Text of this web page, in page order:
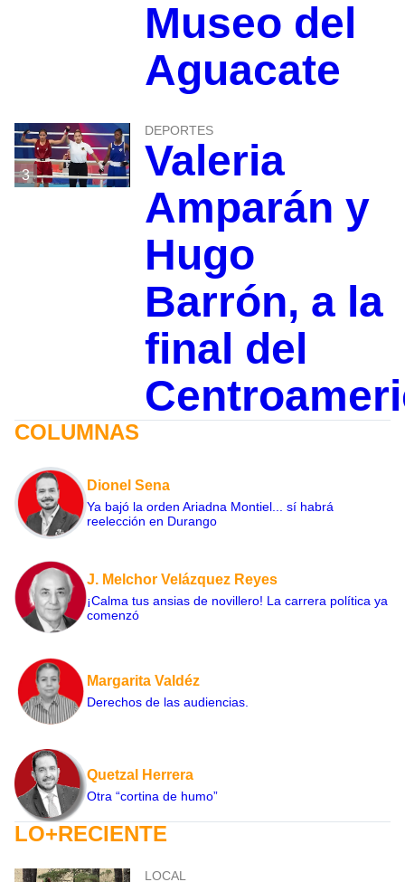
Museo del
Aguacate
3
DEPORTES
Valeria
Amparán y
Hugo
Barrón, a la
final del
COLUMNAS
Dionel Sena
Ya bajó la orden Ariadna Montiel... sí habrá
reelección en Durango
J. Melchor Velázquez Reyes
¡Calma tus ansias de novillero! La carrera política ya
comenzó
Margarita Valdéz
Derechos de las audiencias.
Quetzal Herrera
Otra “cortina de humo”
LO+RECIENTE
LOCAL